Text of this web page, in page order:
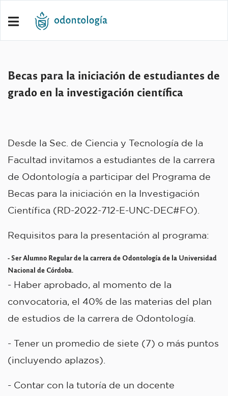
Becas para la iniciación de estudiantes de
grado en la investigación científica
Desde la Sec. de Ciencia y Tecnología de la
Facultad invitamos a estudiantes de la carrera
de Odontología a participar del Programa de
Becas para la iniciación en la Investigación
Científica (RD-2022-712-E-UNC-DEC#FO).
Requisitos para la presentación al programa:
- Ser Alumno Regular de la carrera de Odontología de la Universidad
Nacional de Córdoba.
- Haber aprobado, al momento de la
convocatoria, el 40% de las materias del plan
de estudios de la carrera de Odontología.
- Tener un promedio de siete (7) o más puntos
(incluyendo aplazos).
- Contar con la tutoría de un docente